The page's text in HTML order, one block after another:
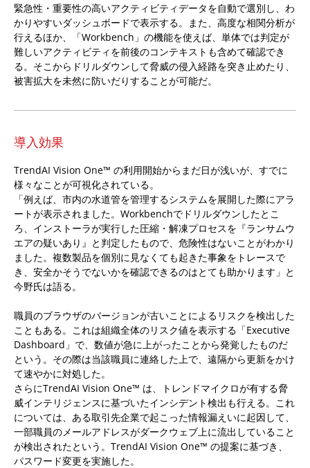
緊急性・重要性の高いアクティビティデータを自動で選別し、わ
かりやすいダッシュボードで表示する。また、高度な相関分析が
行えるほか、「Workbench」の機能を使えば、単体では判定が
難しいアクティビティを前後のコンテキストも含めて確認でき
る。そこからドリルダウンして脅威の侵入経路を突き止めたり、
被害拡大を未然に防いだりすることが可能だ。
導入効果
TrendAI Vision One™ の利用開始からまだ日が浅いが、すでに
様々なことが可視化されている。
「例えば、市内の水道管を管理するシステムを展開した際にアラ
ートが表示されました。Workbenchでドリルダウンしたとこ
ろ、インストーラが実行した圧縮・解凍プロセスを『ランサムウ
エアの疑いあり』と判定したもので、危険性はないことがわかり
ました。複数製品を個別に見なくても起きた事象をトレースで
き、安全かそうでないかを確認できるのはとても助かります」と
今野氏は語る。
職員のブラウザのバージョンが古いことによるリスクを検出した
こともある。これは組織全体のリスク値を表示する「Executive
Dashboard」で、数値が急に上がったことから発覚したものだ
という。その際は当該職員に連絡した上で、遠隔から更新をかけ
て速やかに対処した。
さらにTrendAI Vision One™ は、トレンドマイクロが有する脅
威インテリジェンスに基づいたインシデント検出も行える。これ
については、ある取引先企業で起こった情報漏えいに起因して、
一部職員のメールアドレスがダークウェブ上に流出していること
が検出されたという。TrendAI Vision One™ の提案に基づき、
パスワード変更を実施した。